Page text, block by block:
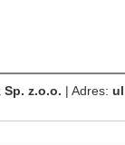
z.o.o. | Adres: